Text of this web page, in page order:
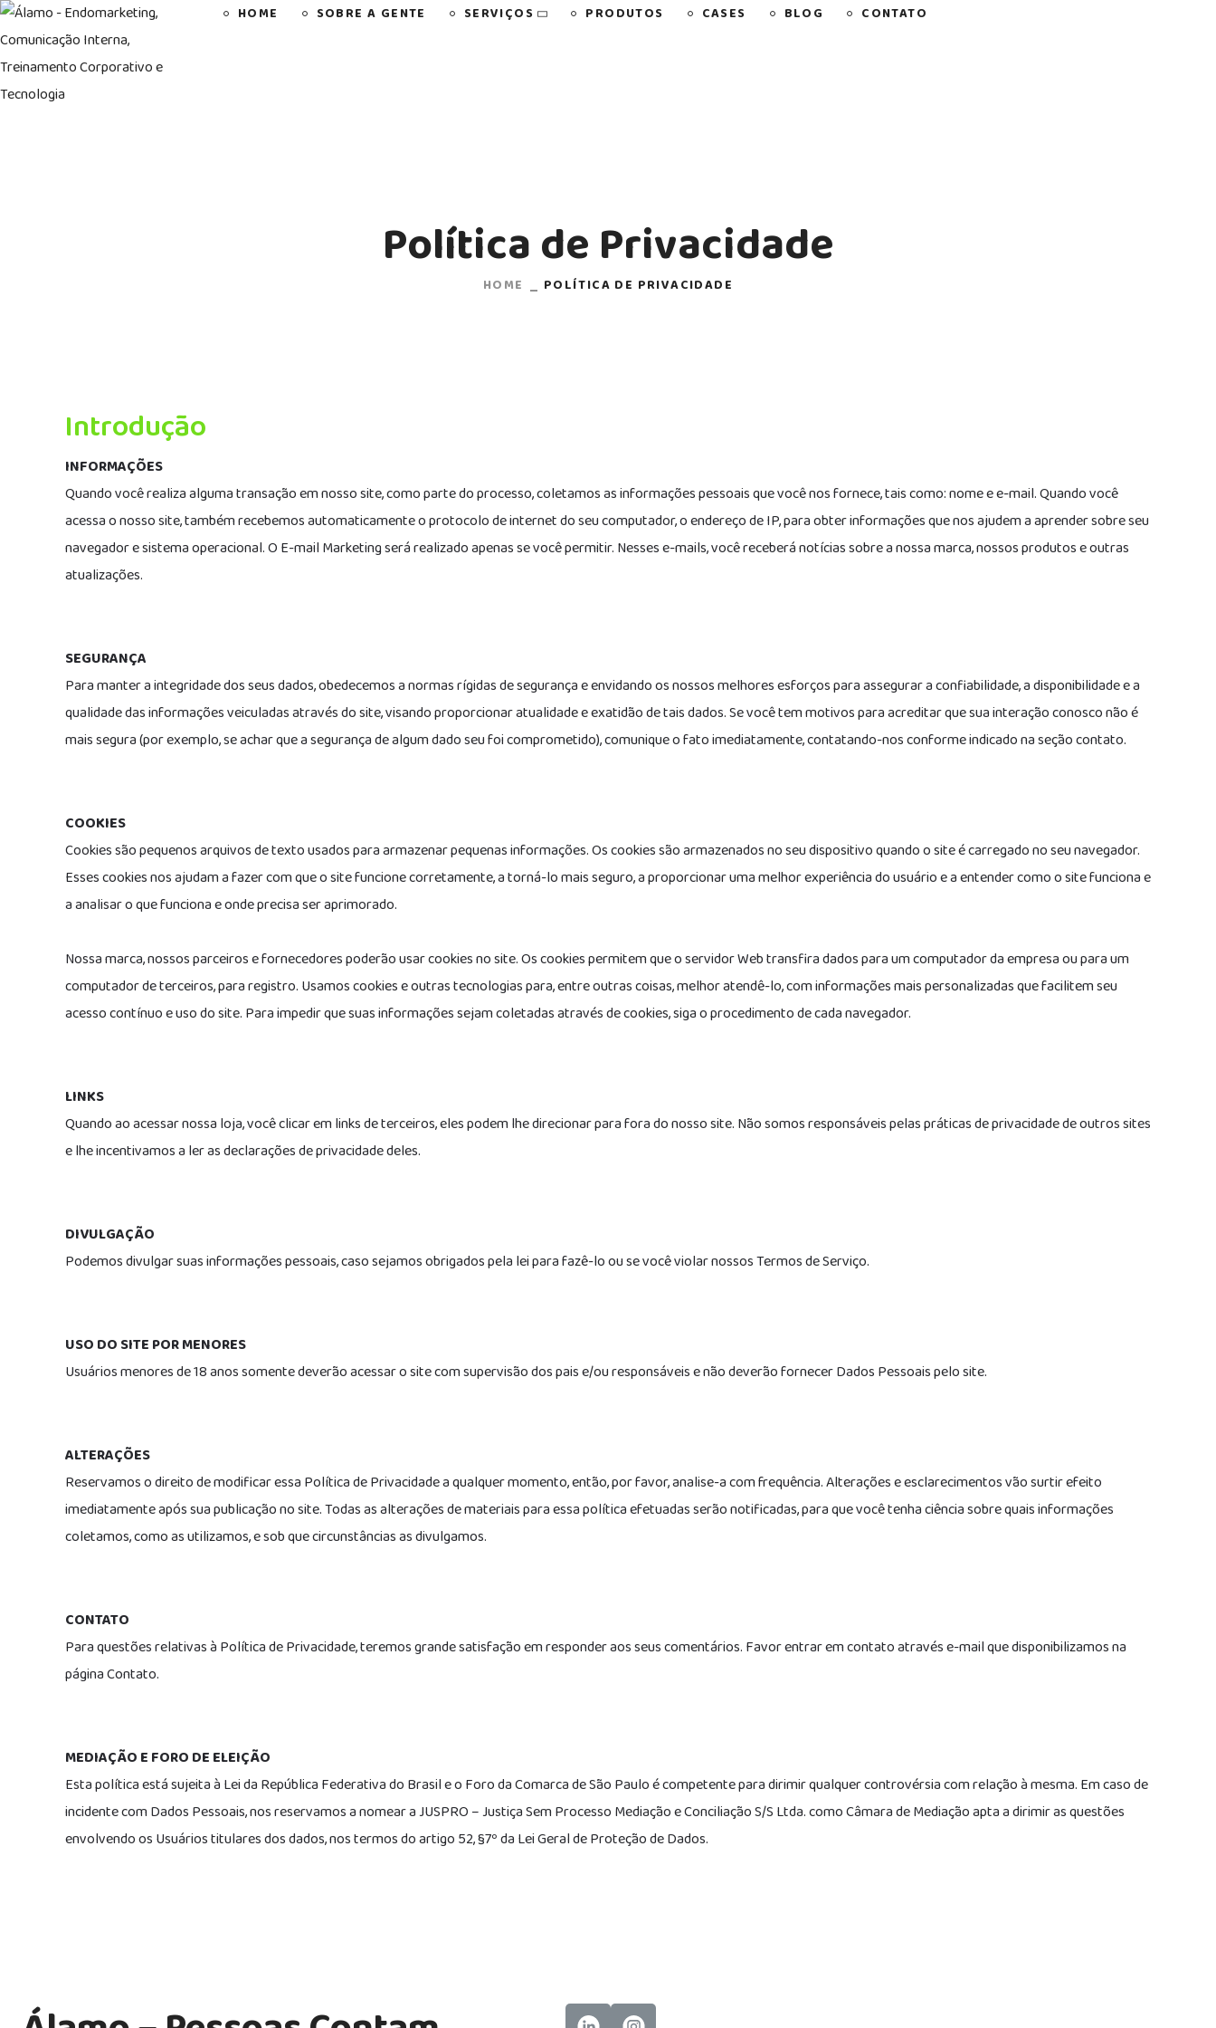
HOME SOBRE A GENTE SERVIÇOS PRODUTOS CASES BLOG CONTATO
Política de Privacidade
HOME POLÍTICA DE PRIVACIDADE
Introdução
INFORMAÇÕES
Quando você realiza alguma transação em nosso site, como parte do processo, coletamos as informações pessoais que você nos fornece, tais como: nome e e-mail. Quando você
acessa o nosso site, também recebemos automaticamente o protocolo de internet do seu computador, o endereço de IP, para obter informações que nos ajudem a aprender sobre seu
navegador e sistema operacional. O E-mail Marketing será realizado apenas se você permitir. Nesses e-mails, você receberá notícias sobre a nossa marca, nossos produtos e outras
atualizações.
SEGURANÇA
Para manter a integridade dos seus dados, obedecemos a normas rígidas de segurança e envidando os nossos melhores esforços para assegurar a confiabilidade, a disponibilidade e a
qualidade das informações veiculadas através do site, visando proporcionar atualidade e exatidão de tais dados. Se você tem motivos para acreditar que sua interação conosco não é
mais segura (por exemplo, se achar que a segurança de algum dado seu foi comprometido), comunique o fato imediatamente, contatando-nos conforme indicado na seção contato.
COOKIES
Cookies são pequenos arquivos de texto usados para armazenar pequenas informações. Os cookies são armazenados no seu dispositivo quando o site é carregado no seu navegador.
Esses cookies nos ajudam a fazer com que o site funcione corretamente, a torná-lo mais seguro, a proporcionar uma melhor experiência do usuário e a entender como o site funciona e
a analisar o que funciona e onde precisa ser aprimorado.
Nossa marca, nossos parceiros e fornecedores poderão usar cookies no site. Os cookies permitem que o servidor Web transfira dados para um computador da empresa ou para um
computador de terceiros, para registro. Usamos cookies e outras tecnologias para, entre outras coisas, melhor atendê-lo, com informações mais personalizadas que facilitem seu
acesso contínuo e uso do site. Para impedir que suas informações sejam coletadas através de cookies, siga o procedimento de cada navegador.
LINKS
Quando ao acessar nossa loja, você clicar em links de terceiros, eles podem lhe direcionar para fora do nosso site. Não somos responsáveis pelas práticas de privacidade de outros sites
e lhe incentivamos a ler as declarações de privacidade deles.
DIVULGAÇÃO
Podemos divulgar suas informações pessoais, caso sejamos obrigados pela lei para fazê-lo ou se você violar nossos Termos de Serviço.
USO DO SITE POR MENORES
Usuários menores de 18 anos somente deverão acessar o site com supervisão dos pais e/ou responsáveis e não deverão fornecer Dados Pessoais pelo site.
ALTERAÇÕES
Reservamos o direito de modificar essa Política de Privacidade a qualquer momento, então, por favor, analise-a com frequência. Alterações e esclarecimentos vão surtir efeito
imediatamente após sua publicação no site. Todas as alterações de materiais para essa política efetuadas serão notificadas, para que você tenha ciência sobre quais informações
coletamos, como as utilizamos, e sob que circunstâncias as divulgamos.
CONTATO
Para questões relativas à Política de Privacidade, teremos grande satisfação em responder aos seus comentários. Favor entrar em contato através e-mail que disponibilizamos na
página Contato.
MEDIAÇÃO E FORO DE ELEIÇÃO
Esta política está sujeita à Lei da República Federativa do Brasil e o Foro da Comarca de São Paulo é competente para dirimir qualquer controvérsia com relação à mesma. Em caso de
incidente com Dados Pessoais, nos reservamos a nomear a JUSPRO – Justiça Sem Processo Mediação e Conciliação S/S Ltda. como Câmara de Mediação apta a dirimir as questões
envolvendo os Usuários titulares dos dados, nos termos do artigo 52, §7º da Lei Geral de Proteção de Dados.